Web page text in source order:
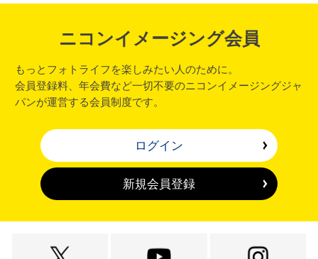
ニコンイメージング会員
もっとフォトライフを楽しみたい人のために。
会員登録料、年会費など一切不要のニコンイメージングジャ
パンが運営する会員制度です。
ログイン
新規会員登録